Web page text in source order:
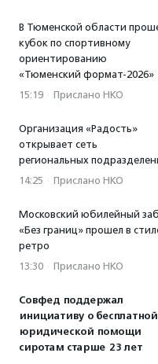
В Тюменской области
кубок по спортивному
ориентированию
«Тюменский формат-2026»
15:19 · Прислано НКО
Организация «Радость»
открывает сеть
региональных
14:25 · Прислано НКО
Московский юбилейный
«Без границ» прошел в
ретро
13:30 · Прислано НКО
Совфед поддержал
инициативу о бесплатной
юридической помощи
сиротам старше 23 лет